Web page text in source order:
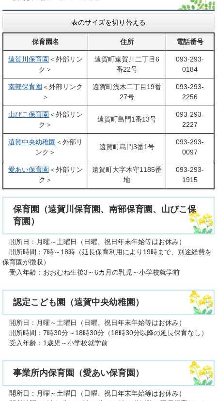
表のサイズを切り替える
保育園名 住所 電話番号
遠賀川保育園 ＜外部リン
ク＞
遠賀町遠賀川二丁目6
番22号
093-293-
0184
南部保育園 ＜外部リンク
＞
遠賀町浅木二丁目19番
27号
093-293-
2256
山びこ保育園 ＜外部リン
ク＞
遠賀町島門1番13号
093-293-
2227
遠賀中央幼稚園 ＜外部リ
ンク＞
遠賀町島門3番1号
093-293-
0097
愛あい保育園 ＜外部リン
ク＞
遠賀町大字木守1185番
地
093-293-
1915
保育園（遠賀川保育園、南部保育園、山びこ保
育園）
開所日：月曜～土曜日（日曜、祝日年末年始等はお休み）
開所時間：7時～18時（延長保育利用により19時まで、別途経費を
保育園が徴収）
受入年齢：おおむね生後3～6カ月の乳児～小学校就学前
認定こども園（遠賀中央幼稚園）
開所日：月曜～土曜日（日曜、祝日年末年始等はお休み）
開所時間：7時30分～18時30分（18時30分以降の延長保育なし）
受入年齢：1歳児～小学校就学前
事業所内保育園（愛あい保育園）
開所日：月曜～土曜日（日曜、祝日年末年始等はお休み）